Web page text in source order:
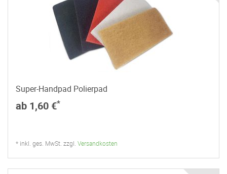
Super-Handpad Polierpad
ab 1,60 €*
* inkl. ges. MwSt. zzgl. Versandkosten